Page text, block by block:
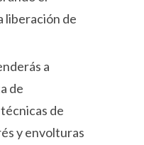
liberación de
a
de
de
y envolturas